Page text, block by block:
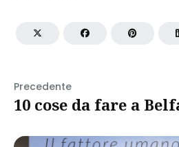
Precedente
10 cose da fare a